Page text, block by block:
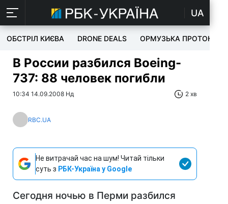
UA
ОБСТРІЛ КИЄВА DRONE DEALS ОРМУЗЬКА ПРОТОКА
В России разбился Boeing-
737: 88 человек погибли
10:34 14.09.2008 Нд 2 хв
RBC.UA
Не витрачай час на шум! Читай тільки
суть з РБК-Україна у Google
Сегодня ночью в Перми разбился